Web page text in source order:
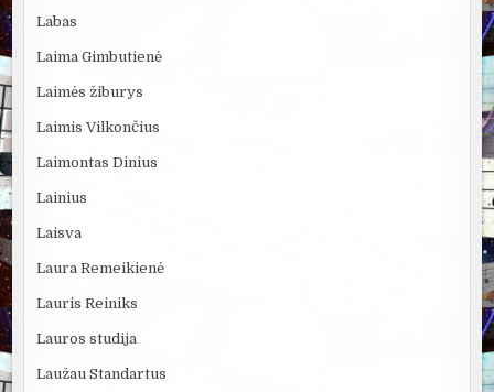
Labas
Laima Gimbutienė
Laimės žiburys
Laimis Vilkončius
Laimontas Dinius
Lainius
Laisva
Laura Remeikienė
Lauris Reiniks
Lauros studija
Laužau Standartus